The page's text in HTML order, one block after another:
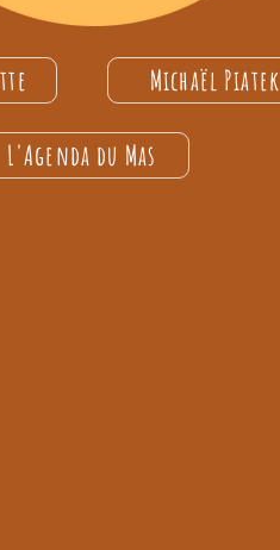
Michaël Piatek
L'Agenda du Mas